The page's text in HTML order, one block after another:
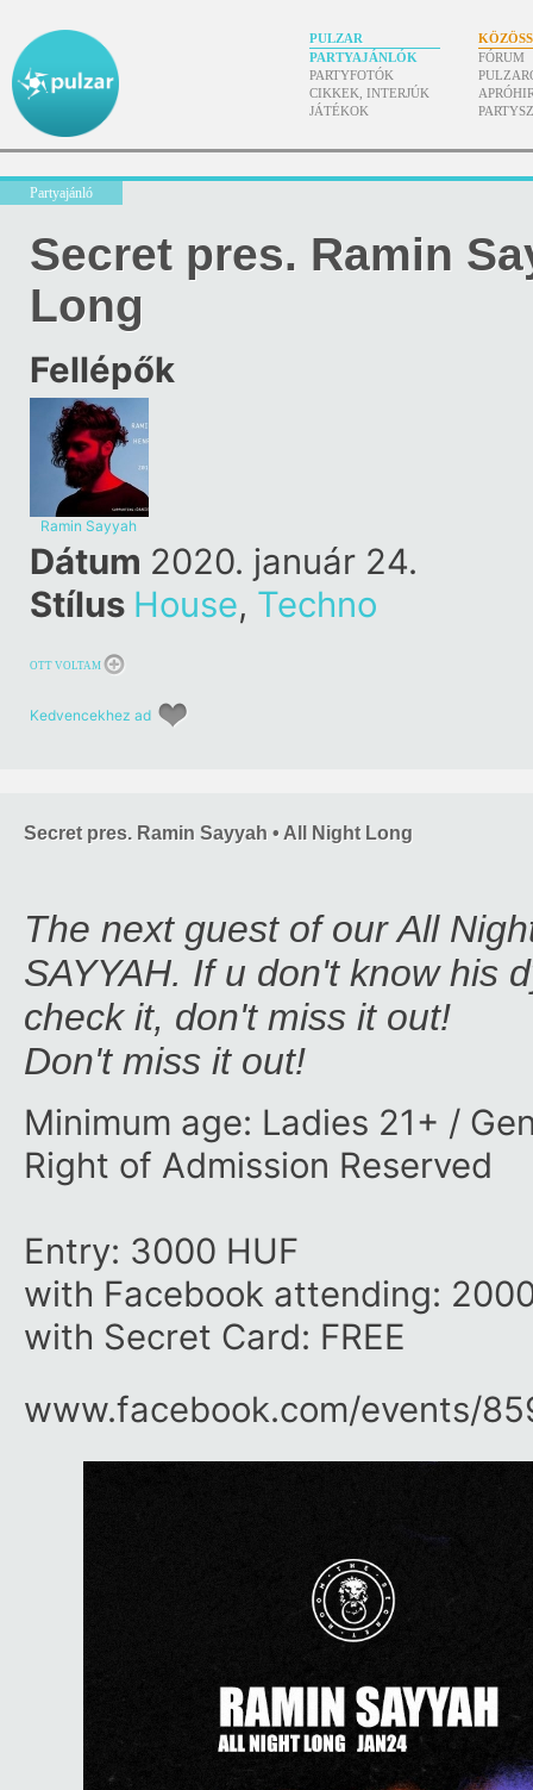
PULZAR
PARTYAJÁNLÓK
PARTYFOTÓK
CIKKEK, INTERJÚK
JÁTÉKOK
FÓRUM
Partyajánló
Secret pres. Ramin
Long
Fellépők
Ramin Sayyah
Dátum 2020. január 24.
Stílus House, Techno
OTT VOLTAM
Kedvencekhez ad
Secret pres. Ramin Sayyah • All Night Long
The next guest of our All
SAYYAH. If u don't know his
check it, don't miss it out!
Don't miss it out!
Minimum age: Ladies 21+ /
Right of Admission Reserved
Entry: 3000 HUF
with Facebook attending:
with Secret Card: FREE
www.facebook.com/​events/​